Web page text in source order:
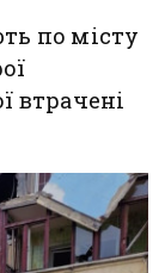
по місту
втрачені